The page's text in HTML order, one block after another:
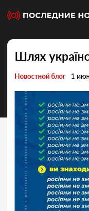
Шлях
Новостной блог 1